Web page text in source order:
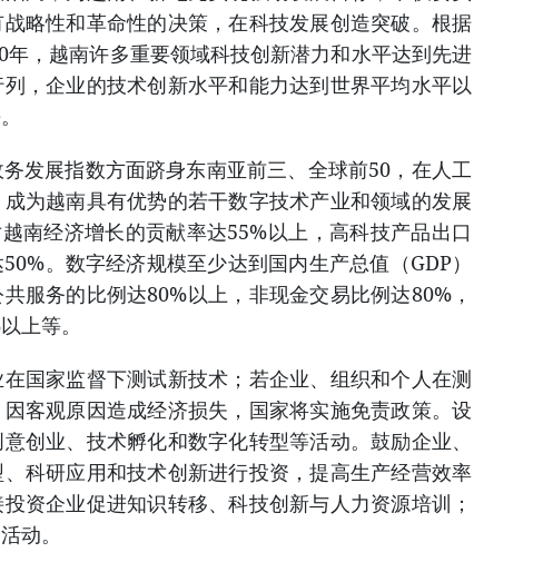
略性和革命性的决策，在科技发展创造突破。根据
，越南许多重要领域科技创新潜力和水平达到先进
，企业的技术创新水平和能力达到世界平均水平以
发展指数方面跻身东南亚前三、全球前50，在人工
为越南具有优势的若干数字技术产业和领域的发展
南经济增长的贡献率达55%以上，高科技产品出口
。数字经济规模至少达到国内生产总值（GDP）
服务的比例达80%以上，非现金交易比例达80%，
上等。
国家监督下测试新技术；若企业、组织和个人在测
客观原因造成经济损失，国家将实施免责政策。设
创业、技术孵化和数字化转型等活动。鼓励企业、
科研应用和技术创新进行投资，提高生产经营效率
资企业促进知识转移、科技创新与人力资源培训；
动。